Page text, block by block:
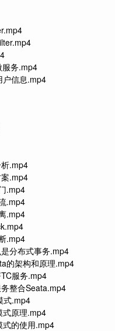
务.mp4
信息.mp4
.mp4
.mp4
.mp4
.mp4
.mp4
.mp4
分布式事务.mp4
架构和原理.mp4
服务.mp4
整合Seata.mp4
.mp4
原理.mp4
的使用.mp4